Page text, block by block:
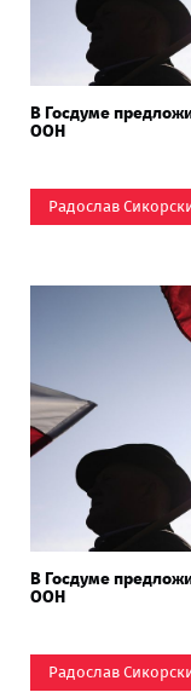
В Госдуме
ООН
Радослав
В Госдуме
ООН
Радослав